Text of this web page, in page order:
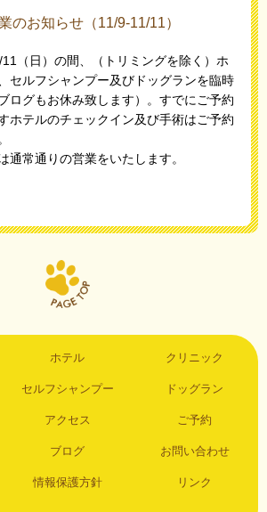
のお知らせ（11/9-11/11）
（日）の間、（トリミングを除く）ホ
セルフシャンプー及びドッグランを臨時
ログもお休み致します）。すでにご予約
ホテルのチェックイン及び手術はご予約
通常通りの営業をいたします。
ホテル クリニック
セルフシャンプー ドッグラン
アクセス ご予約
ブログ お問い合わせ
情報保護方針 リンク